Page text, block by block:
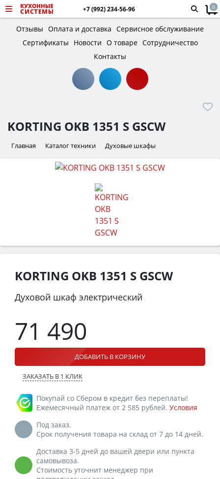
+7 (992) 234-56-96 0
Отзывы Оплата и доставка Сервисное обслуживание
Сертификаты
Новости О товаре Сотрудничество
Контакты
KORTING OKB 1351 S GSCW
Главная Каталог техники Духовые шкафы
KORTING OKB 1351 S GSCW
Духовой шкаф электрический
71 490
ДОБАВИТЬ В КОРЗИНУ
ЗАКАЗАТЬ В 1 КЛИК
Покупай со Сбером в кредит без переплаты!
Ежемесячный платеж от 2 585 рублей. Условия
Под заказ.
Срок получения товара на склад от 7 до 14 дней.
Доставка 3-5 дней до вашей двери или пункта
самовывоза.
Стоимость уточнит менеджер при